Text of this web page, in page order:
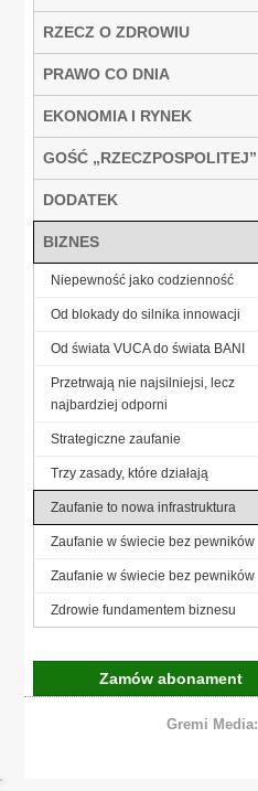
RZECZ O ZDROWIU
PRAWO CO DNIA
EKONOMIA I RYNEK
GOŚĆ „RZECZPOSPOLITEJ”
DODATEK
BIZNES
Niepewność jako codzienność
Od blokady do silnika innowacji
Od świata VUCA do świata BANI
Przetrwają nie najsilniejsi, lecz
najbardziej odporni
Strategiczne zaufanie
Trzy zasady, które działają
Zaufanie to nowa infrastruktura
Zaufanie w świecie bez pewników
Zaufanie w świecie bez pewników
Zdrowie fundamentem biznesu
Zamów abonament
Gremi Media: